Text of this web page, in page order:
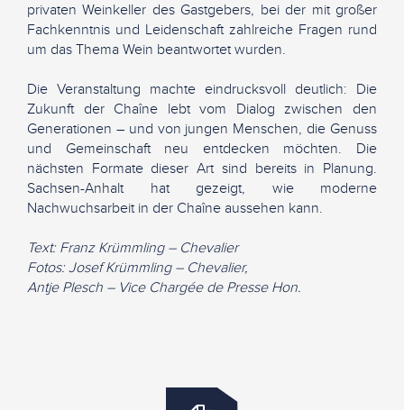
privaten Weinkeller des Gastgebers, bei der mit großer
Fachkenntnis und Leidenschaft zahlreiche Fragen rund
um das Thema Wein beantwortet wurden.
Die Veranstaltung machte eindrucksvoll deutlich: Die
Zukunft der Chaîne lebt vom Dialog zwischen den
Generationen – und von jungen Menschen, die Genuss
und Gemeinschaft neu entdecken möchten. Die
nächsten Formate dieser Art sind bereits in Planung.
Sachsen-Anhalt hat gezeigt, wie moderne
Nachwuchsarbeit in der Chaîne aussehen kann.
Text: Franz Krümmling – Chevalier
Fotos: Josef Krümmling – Chevalier,
Antje Plesch – Vice Chargée de Presse Hon.